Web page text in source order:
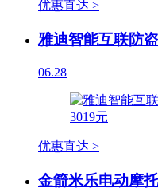
优惠直达 >
雅迪智能互联防
06.28
优惠直达 >
金箭米乐电动摩